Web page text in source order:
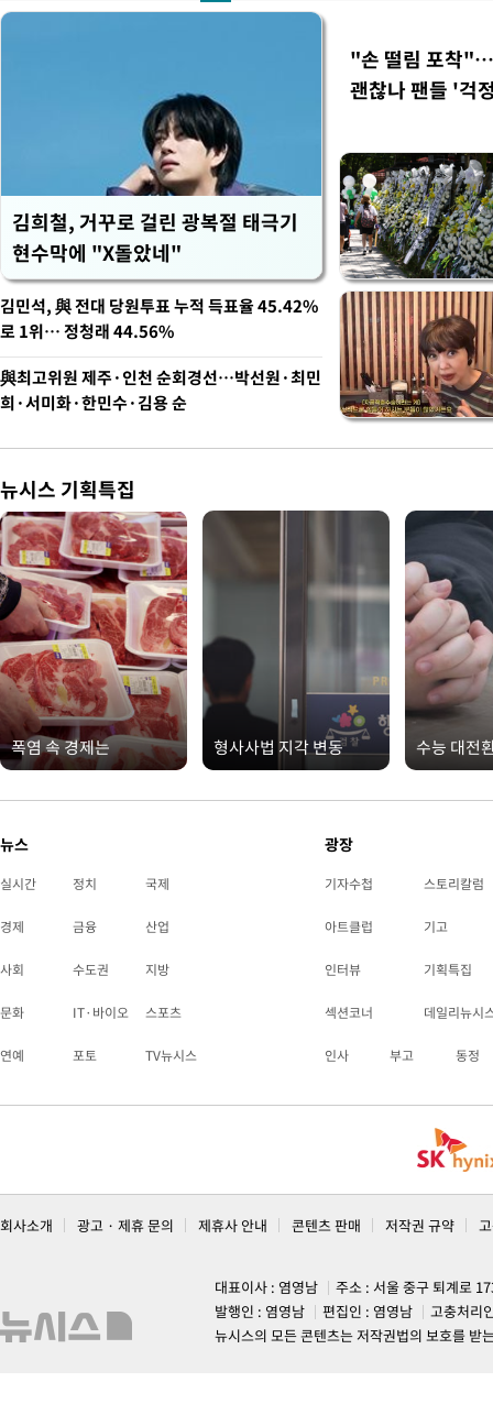
김희철, 거꾸로 걸린 광복절 태극기
현수막에 "X돌았네"
"손 떨림 포착
괜찮나 팬들 '걱
김민석, 與 전대 당원투표 누적 득표율 45.42%
로 1위… 정청래 44.56%
與최고위원 제주·인천 순회경선…박선원·최민
희·서미화·한민수·김용 순
뉴시스 기획특집
폭염 속 경제는 형사사법 지각 변동 수능 대전
뉴스
실시간 정치 국제
경제 금융 산업
사회 수도권 지방
문화 IT·바이오 스포츠
연예 포토 TV뉴시스
광장
기자수첩 스토리칼럼
아트클럽 기고
인터뷰 기획특집
섹션코너 데일리뉴시
인사 부고 동정
회사소개 광고 · 제휴 문의 제휴사 안내 콘텐츠 판매 저작권 규약
대표이사 : 염영남
주소 : 서울 중구 퇴계로
발행인 : 염영남
편집인 : 염영남
고충처리
뉴시스의 모든 콘텐츠는 저작권법의 보호를